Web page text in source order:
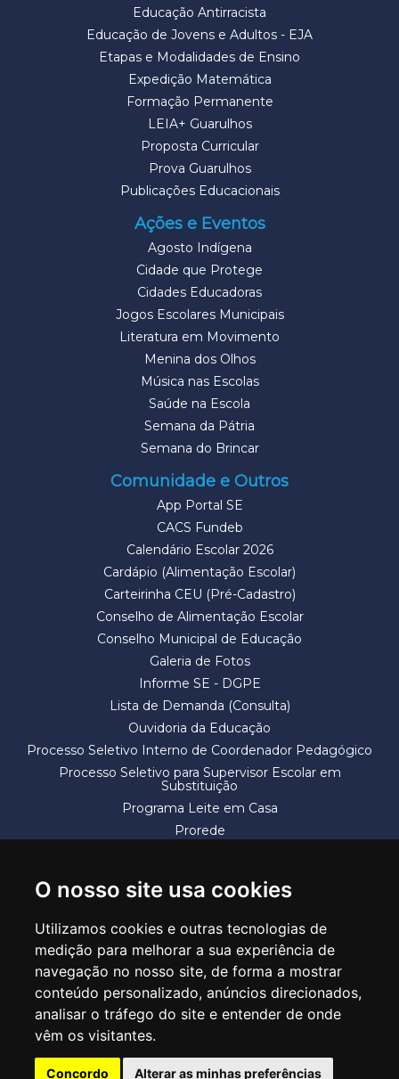
O nosso site usa cookies
Utilizamos cookies e outras tecnologias de
medição para melhorar a sua experiência de
navegação no nosso site, de forma a mostrar
conteúdo personalizado, anúncios direcionados,
analisar o tráfego do site e entender de onde
vêm os visitantes.
Concordo Alterar as minhas preferências
Educação Antirracista
Educação de Jovens e Adultos - EJA
Etapas e Modalidades de Ensino
Expedição Matemática
Formação Permanente
LEIA+ Guarulhos
Proposta Curricular
Prova Guarulhos
Publicações Educacionais
Ações e Eventos
Agosto Indígena
Cidade que Protege
Cidades Educadoras
Jogos Escolares Municipais
Literatura em Movimento
Menina dos Olhos
Música nas Escolas
Saúde na Escola
Semana da Pátria
Semana do Brincar
Comunidade e Outros
App Portal SE
CACS Fundeb
Calendário Escolar 2026
Cardápio (Alimentação Escolar)
Carteirinha CEU (Pré-Cadastro)
Conselho de Alimentação Escolar
Conselho Municipal de Educação
Galeria de Fotos
Informe SE - DGPE
Lista de Demanda (Consulta)
Ouvidoria da Educação
Processo Seletivo Interno de Coordenador Pedagógico
Processo Seletivo para Supervisor Escolar em
Substituição
Programa Leite em Casa
Prorede
SECRETARIA DE EDUCAÇÃO
Rua Claudino Barbosa, 313 - Macedo - Guarulhos/SP CEP 07113-040
Central de Atendimento: *55 11 2475-7300